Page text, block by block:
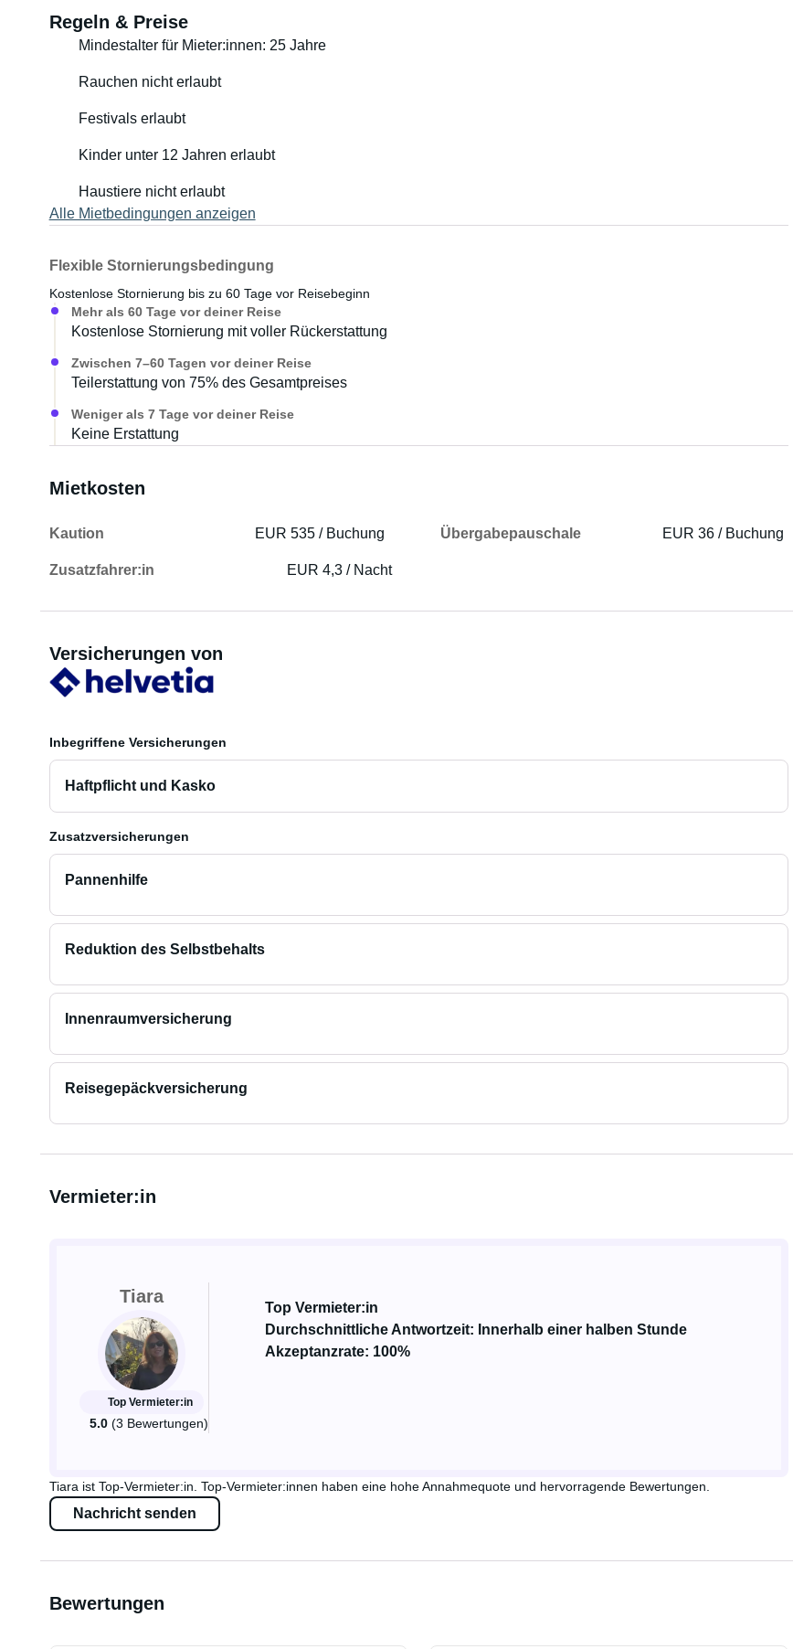
Regeln & Preise
Mindestalter für Mieter:innen: 25 Jahre
Rauchen nicht erlaubt
Festivals erlaubt
Kinder unter 12 Jahren erlaubt
Haustiere nicht erlaubt
Alle Mietbedingungen anzeigen
Flexible Stornierungsbedingung
Kostenlose Stornierung bis zu 60 Tage vor Reisebeginn
Mehr als 60 Tage vor deiner Reise
Kostenlose Stornierung mit voller Rückerstattung
Zwischen 7–60 Tagen vor deiner Reise
Teilerstattung von 75% des Gesamtpreises
Weniger als 7 Tage vor deiner Reise
Keine Erstattung
Mietkosten
Kaution EUR 535 / Buchung Übergabepauschale EUR 36 / Buchung
Zusatzfahrer:in EUR 4,3 / Nacht
Versicherungen von
Inbegriffene Versicherungen
Haftpflicht und Kasko
Zusatzversicherungen
Pannenhilfe
Reduktion des Selbstbehalts
Innenraumversicherung
Reisegepäckversicherung
Vermieter:in
Tiara
Top Vermieter:in
5.0 (3 Bewertungen)
Top Vermieter:in
Durchschnittliche Antwortzeit: Innerhalb einer halben Stunde
Akzeptanzrate: 100%
Tiara ist Top-Vermieter:in. Top-Vermieter:innen haben eine hohe Annahmequote und hervorragende Bewertungen.
Nachricht senden
Bewertungen